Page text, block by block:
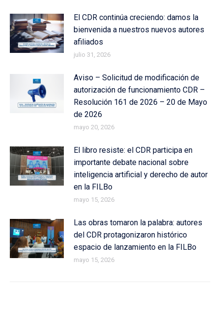
El CDR continúa creciendo: damos la
bienvenida a nuestros nuevos autores
afiliados
julio 31, 2026
Aviso – Solicitud de modificación de
autorización de funcionamiento CDR –
Resolución 161 de 2026 – 20 de Mayo
de 2026
mayo 20, 2026
El libro resiste: el CDR participa en
importante debate nacional sobre
inteligencia artificial y derecho de autor
en la FILBo
mayo 15, 2026
Las obras tomaron la palabra: autores
del CDR protagonizaron histórico
espacio de lanzamiento en la FILBo
mayo 15, 2026